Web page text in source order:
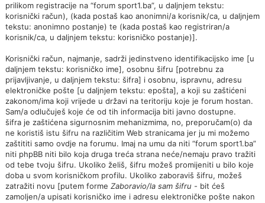
prilikom registracije na “forum sport1.ba”, u daljnjem tekstu:
korisnički račun), (kada postaš kao anonimni/a korisnik/ca, u daljnjem
tekstu: anonimno postanje) te (kada postaš kao registriran/a
korisnik/ca, u daljnjem tekstu: korisničko postanje)].
Korisnički račun, najmanje, sadrži jedinstveno identifikacijsko ime [u
daljnjem tekstu: korisničko ime], osobnu šifru [potrebnu za
prijavljivanje, u daljnjem tekstu: šifra] i osobnu, ispravnu, adresu
elektroničke pošte [u daljnjem tekstu: epošta], a koji su zaštićeni
zakonom/ima koji vrijede u državi na teritoriju koje je forum hostan.
Sam/a odlučuješ koje će od tih informacija biti javno dostupne.
šifra je zaštićena sigurnosnim mehanizmima, no, preporučam(o) da
ne koristiš istu šifru na različitim Web stranicama jer ju mi možemo
zaštititi samo ovdje na forumu. Imaj na umu da niti “forum sport1.ba”
niti phpBB niti bilo koja druga treća strana neće/nemaju pravo tražiti
od tebe tvoju šifru. Ukoliko želiš, šifru možeš promijeniti u bilo koje
doba u svom korisničkom profilu. Ukoliko zaboraviš šifru, možeš
zatražiti novu [putem forme Zaboravio/la sam šifru - bit ćeš
zamoljen/a upisati korisničko ime i adresu elektroničke pošte nakon